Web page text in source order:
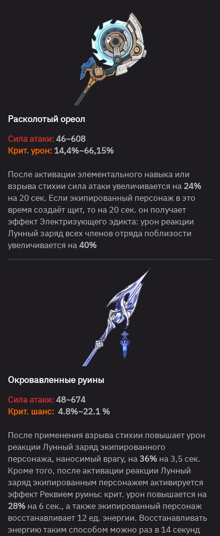
Расколотый ореол
Сила атаки:46~608
Крит. урон: 14,4%~66,15%
После активации элементального навыка или
взрыва стихии сила атаки увеличивается на 24%
на 20 сек. Если экипированный персонаж в это
время создаёт щит, то на 20 сек. он получает
эффект Электризующего эдикта: урон реакции
Лунный заряд всех членов отряда поблизости
увеличивается на40%
Окровавленные руины
Сила атаки:48~674
Крит. шанс: 4.8%~22.1 %
После применения взрыва стихии повышает урон
реакции Лунный заряд экипированного
персонажа, наносимый врагу, на 36% на 3,5 сек.
Кроме того, после активации реакции Лунный
заряд экипированным персонажем активируется
эффект Реквием руины: крит. урон повышается на
28% на 6 сек., а также экипированный персонаж
восстанавливает 12 ед. энергии. Восстанавливать
энергию таким способом можно раз в 14 секунд